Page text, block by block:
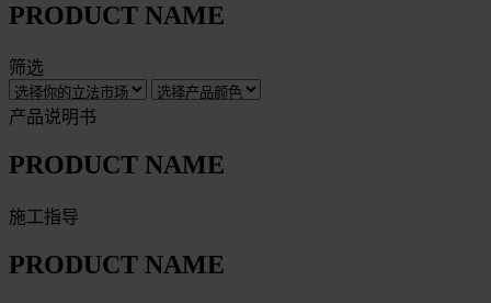
PRODUCT NAME
筛选
产品说明书
PRODUCT NAME
施工指导
PRODUCT NAME